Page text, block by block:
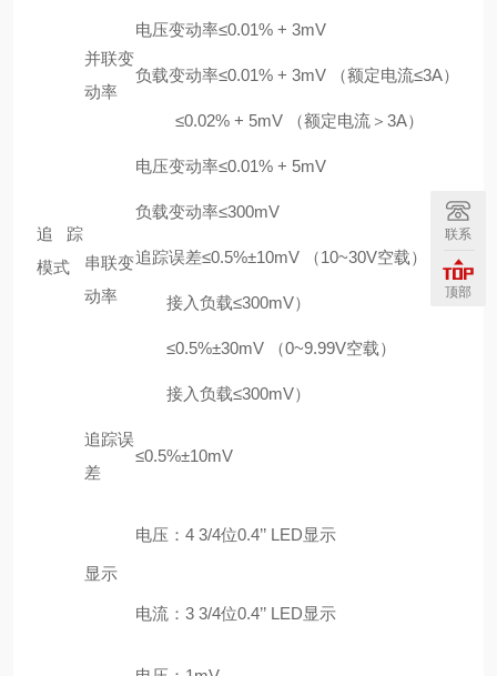
追踪
模式
并联变
动率
电压变动率≤0.01% + 3mV
负载变动率≤0.01% + 3mV （额定电流≤3A）
≤0.02% + 5mV （额定电流＞3A）
串联变
动率
电压变动率≤0.01% + 5mV
负载变动率≤300mV
追踪误差≤0.5%±10mV （10~30V空载）
接入负载≤300mV）
≤0.5%±30mV （0~9.99V空载）
接入负载≤300mV）
追踪误
差
≤0.5%±10mV
显示
电压：4 3/4位0.4’’ LED显示
电流：3 3/4位0.4’’ LED显示
联系
顶部